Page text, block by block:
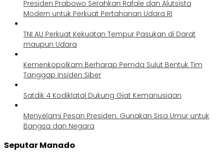
Presiden Prabowo Serahkan Rafale dan Alutsista
Modern untuk Perkuat Pertahanan Udara RI
TNI AU Perkuat Kekuatan Tempur Pasukan di Darat
maupun Udara
Kemenkopolkam Berharap Pemda Sulut Bentuk Tim
Tanggap Insiden Siber
Satdik 4 Kodiklatal Dukung Giat Kemanusiaan
Menyelami Pesan Presiden: Gunakan Sisa Umur untuk
Bangsa dan Negara
Seputar Manado